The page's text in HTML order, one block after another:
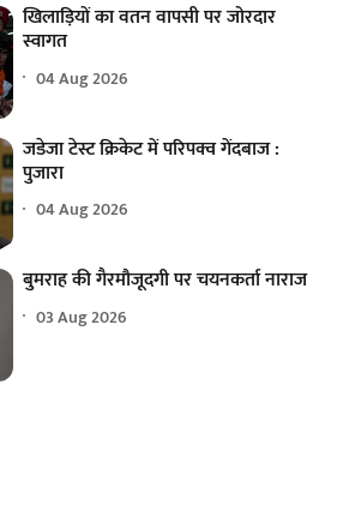
खिलाड़ियों का वतन वापसी पर जोरदार
स्वागत
04 Aug 2026
जडेजा टेस्ट क्रिकेट में परिपक्व गेंदबाज :
पुजारा
04 Aug 2026
बुमराह की गैरमौजूदगी पर चयनकर्ता नाराज
03 Aug 2026